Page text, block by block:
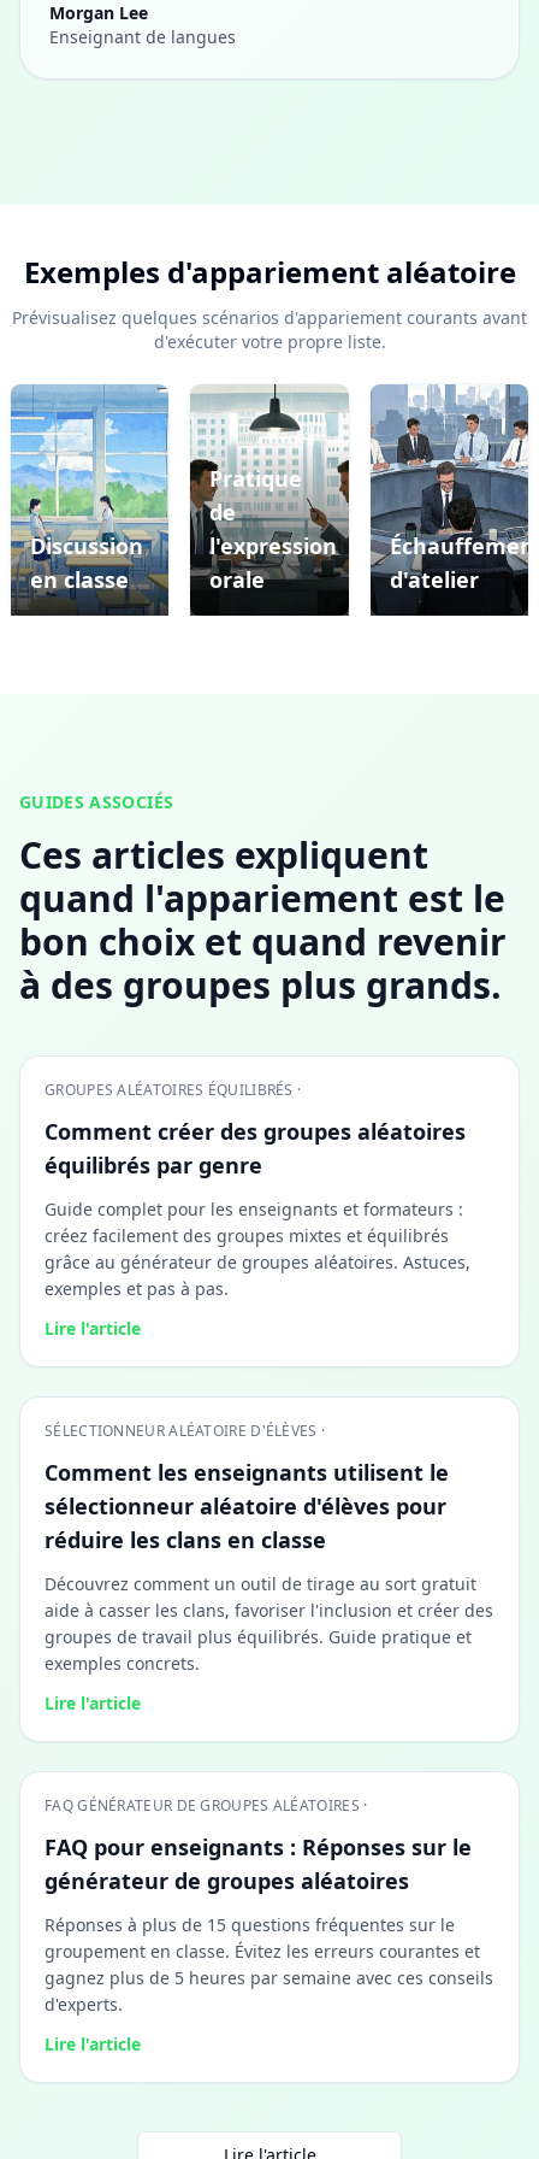
Morgan Lee
Enseignant de langues
Exemples d'appariement aléatoire
Prévisualisez quelques scénarios d'appariement courants avant
d'exécuter votre propre liste.
Précédent
Discussion
en classe
Pratique
de
l'expression
orale
d'atelier
GUIDES ASSOCIÉS
Ces articles expliquent
quand l'appariement est le
bon choix et quand revenir
à des groupes plus grands.
GROUPES ALÉATOIRES ÉQUILIBRÉS ·
Comment créer des groupes aléatoires
équilibrés par genre
Guide complet pour les enseignants et formateurs :
créez facilement des groupes mixtes et équilibrés
grâce au générateur de groupes aléatoires. Astuces,
exemples et pas à pas.
Lire l'article
SÉLECTIONNEUR ALÉATOIRE D'ÉLÈVES ·
Comment les enseignants utilisent le
sélectionneur aléatoire d'élèves pour
réduire les clans en classe
Découvrez comment un outil de tirage au sort gratuit
aide à casser les clans, favoriser l'inclusion et créer des
groupes de travail plus équilibrés. Guide pratique et
exemples concrets.
Lire l'article
FAQ GÉNÉRATEUR DE GROUPES ALÉATOIRES ·
FAQ pour enseignants : Réponses sur le
générateur de groupes aléatoires
Réponses à plus de 15 questions fréquentes sur le
groupement en classe. Évitez les erreurs courantes et
gagnez plus de 5 heures par semaine avec ces conseils
d'experts.
Lire l'article